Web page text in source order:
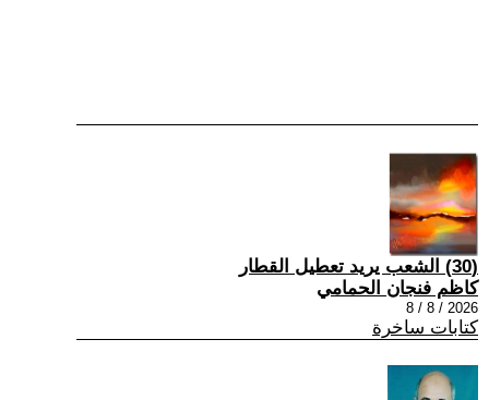
(30) الشعب يريد تعطيل القطار
كاظم فنجان الحمامي
2026 / 8 / 8
كتابات ساخرة